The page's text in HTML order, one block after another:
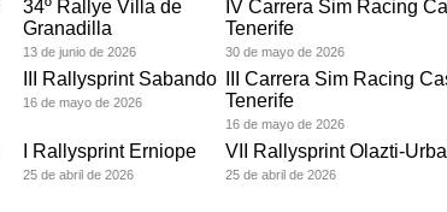
34º Rallye Villa de
Granadilla
13 de junio de 2026
IV Carrera Sim Racing
Tenerife
30 de mayo de 2026
III Rallysprint Sabando
16 de mayo de 2026
III Carrera Sim Racing
Tenerife
16 de mayo de 2026
I Rallysprint Erniope
25 de abril de 2026
VII Rallysprint Olazti-
25 de abril de 2026